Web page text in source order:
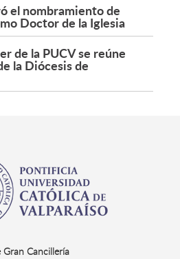
el nombramiento de
Doctor de la Iglesia
de la PUCV se reúne
la Diócesis de
Gran Cancillería